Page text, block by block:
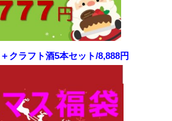
クラフト酒5本セット/8,888円